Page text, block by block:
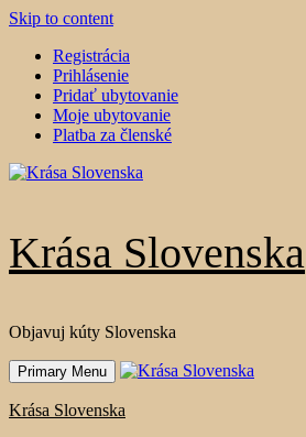
Skip to content
Registrácia
Prihlásenie
Pridať ubytovanie
Moje ubytovanie
Platba za členské
Krása Slovenska
Objavuj kúty Slovenska
Primary Menu
Krása Slovenska